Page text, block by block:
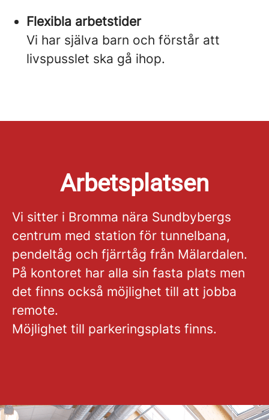
Flexibla arbetstider
Vi har själva barn och förstår att
livspusslet ska gå ihop.
Arbetsplatsen
Vi sitter i Bromma nära Sundbybergs
centrum med station för tunnelbana,
pendeltåg och fjärrtåg från Mälardalen.
På kontoret har alla sin fasta plats men
det finns också möjlighet till att jobba
remote.
Möjlighet till parkeringsplats finns.